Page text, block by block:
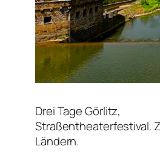
Drei Tage Görlitz,
Straßentheaterfestival.
Ländern.